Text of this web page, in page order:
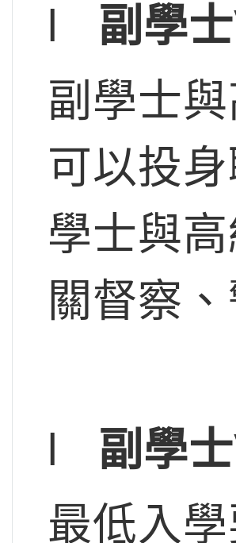
l 副學
副學士
可以投
學士與
關督察
l 副學
最低入